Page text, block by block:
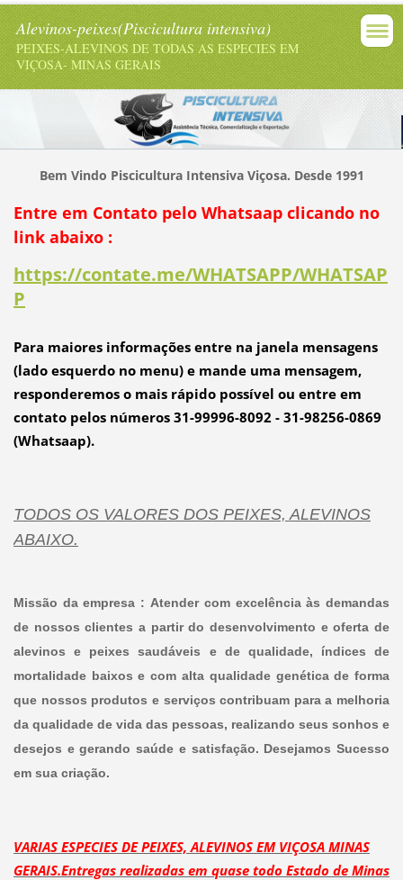
Alevinos-peixes(Piscicultura intensiva)
PEIXES-ALEVINOS DE TODAS AS ESPECIES EM
VIÇOSA- MINAS GERAIS
Bem Vindo Piscicultura Intensiva Viçosa. Desde 1991
Entre em Contato pelo Whatsaap clicando no
link abaixo :
https://contate.me/WHATSAPP/WHATSAP
P
Para maiores informações entre na janela mensagens
(lado esquerdo no menu) e mande uma mensagem,
responderemos o mais rápido possível ou entre em
contato pelos números 31-99996-8092 - 31-98256-0869
(Whatsaap).
TODOS OS VALORES DOS PEIXES, ALEVINOS
ABAIXO.
Missão da empresa : Atender com excelência às demandas
de nossos clientes a partir do desenvolvimento e oferta de
alevinos e peixes saudáveis e de qualidade, índices de
mortalidade baixos e com alta qualidade genética de forma
que nossos produtos e serviços contribuam para a melhoria
da qualidade de vida das pessoas, realizando seus sonhos e
desejos e gerando saúde e satisfação. Desejamos Sucesso
em sua criação.
VARIAS ESPECIES DE PEIXES, ALEVINOS EM VIÇOSA MINAS
GERAIS.Entregas realizadas em quase todo Estado de Minas